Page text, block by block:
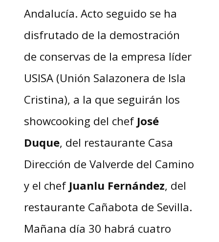
Andalucía. Acto seguido se ha
disfrutado de la demostración
de conservas de la empresa líder
USISA (Unión Salazonera de Isla
Cristina), a la que seguirán los
showcooking del chef José
Duque, del restaurante Casa
Dirección de Valverde del Camino
y el chef Juanlu Fernández, del
restaurante Cañabota de Sevilla.
Mañana día 30 habrá cuatro